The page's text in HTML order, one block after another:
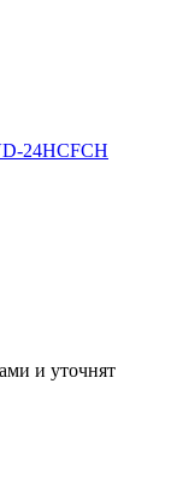
24HCFCH
и уточнят